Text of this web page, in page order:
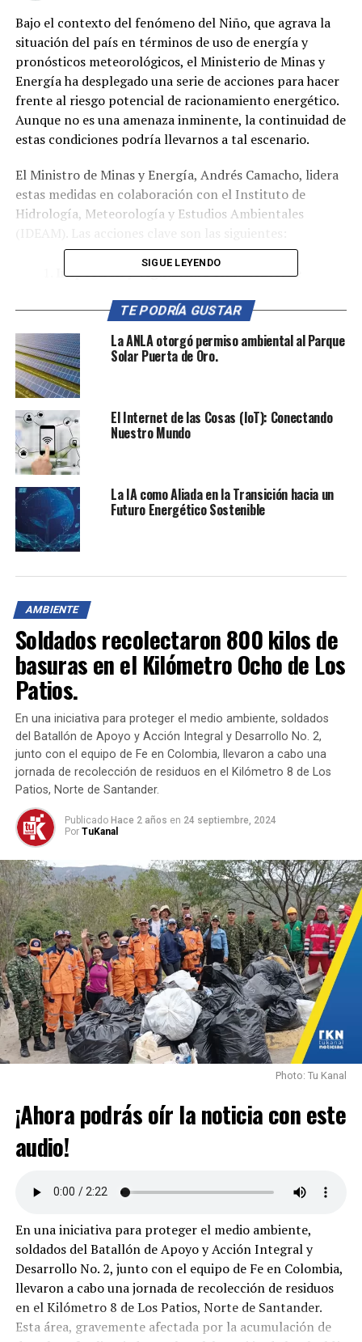
Bajo el contexto del fenómeno del Niño, que agrava la
situación del país en términos de uso de energía y
pronósticos meteorológicos, el Ministerio de Minas y
Energía ha desplegado una serie de acciones para hacer
frente al riesgo potencial de racionamiento energético.
Aunque no es una amenaza inminente, la continuidad de
estas condiciones podría llevarnos a tal escenario.
El Ministro de Minas y Energía, Andrés Camacho, lidera
estas medidas en colaboración con el Instituto de
Hidrología, Meteorología y Estudios Ambientales
Inspección y Vigilancia Permanente:Se
actores del sistema energético nacional, en
coordinación con la Superintendencia de
Servicios Públicos.
Comunicación y Transparencia:
un cronograma de visitas semanales a los agentes
del sistema, garantizando una comunicación
eficiente y detallada sobre el estado operativo.
Adaptaciones Regulatorias:
medidas regulatorias para afrontar la generación
y uso eficiente de energía en un escenario
climático atípico.
Facilitación de Recursos:
plantas térmicas.
Incentivos a la Autogeneración:Se promueve
la autogeneración y la entrada de energía
renovable al sistema, incentivando también el
ahorro y la eficiencia energética.
Estas medidas buscan no solo evitar una situación
crítica de racionamiento, sino también promover la
eficiencia energética y la participación activa de todos
los actores en la gestión responsable de la energía. Es
climática que requiere esfuerzos conjuntos para
superarla con éxito.
TEMAS RELACIONADOS:
EFICIENCIA ENERGÉTICA
FENÓMENO DEL NIÑO
MEDIDAS REGULATORIAS
MINISTERIO DE MINAS Y ENERGÍA
RACIONAMIENTO ENERGÉTICO
HASTA LA PRÓXIMA
En el día de la madre tierra la ONU hace un llamado al
cuidado de la tierra.
NO TE PIERDAS
Ministra Muhamad analiza pronósticos ambientales de
abril.
SIGUE LEYENDO
TE PODRÍA GUSTAR
La ANLA otorgó permiso ambiental al Parque
Solar Puerta de Oro.
El Internet de las Cosas (IoT): Conectando
Nuestro Mundo
La IA como Aliada en la Transición hacia un
Futuro Energético Sostenible
AMBIENTE
Soldados recolectaron 800 kilos de
basuras en el Kilómetro Ocho de Los
Patios.
En una iniciativa para proteger el medio ambiente, soldados
del Batallón de Apoyo y Acción Integral y Desarrollo No. 2,
junto con el equipo de Fe en Colombia, llevaron a cabo una
jornada de recolección de residuos en el Kilómetro 8 de Los
Patios, Norte de Santander.
Publicado Hace 2 años en 24 septiembre, 2024
Por TuKanal
Photo: Tu Kanal
¡Ahora podrás oír la noticia con este
audio!
En una iniciativa para proteger el medio ambiente,
soldados del Batallón de Apoyo y Acción Integral y
Desarrollo No. 2, junto con el equipo de Fe en Colombia,
llevaron a cabo una jornada de recolección de residuos
en el Kilómetro 8 de Los Patios, Norte de Santander.
Esta área, gravemente afectada por la acumulación de